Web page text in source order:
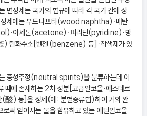
변성제는 국가의 법규에 따라 각 국가 간에 상
성제에는 우드나프타(wood naphtha)ㆍ메탄
ㆍ아세톤(acetone)ㆍ피리딘(pyridine)ㆍ방
탄화수소[벤젠(benzene) 등]ㆍ착색제가 있
중성주정(neutral spirits)을 분류하는데 이
때에 존재하는 2차 성분[고급알코올ㆍ에스테르
산(酸) 등]을 정제(예: 분별증류법)하여 거의 완
로써 얻어지는 물을 함유하고 있는 에틸알코올